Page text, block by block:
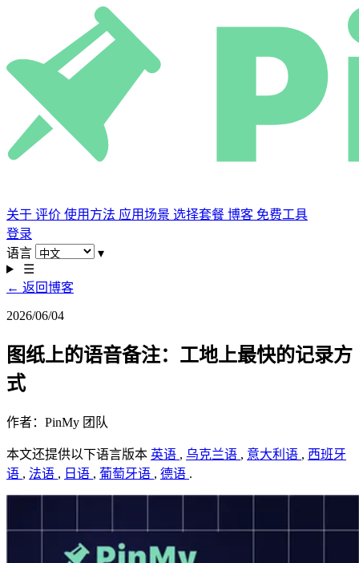
关于 评价 使用方法 应用场景 选择套餐 博客 免费工具
登录
语言
▾
☰
← 返回博客
2026/06/04
图纸上的语音备注：工地上最快的记录方
式
作者：PinMy 团队
本文还提供以下语言版本 英语 , 乌克兰语 , 意大利语 , 西班牙
语 , 法语 , 日语 , 葡萄牙语 , 德语 .